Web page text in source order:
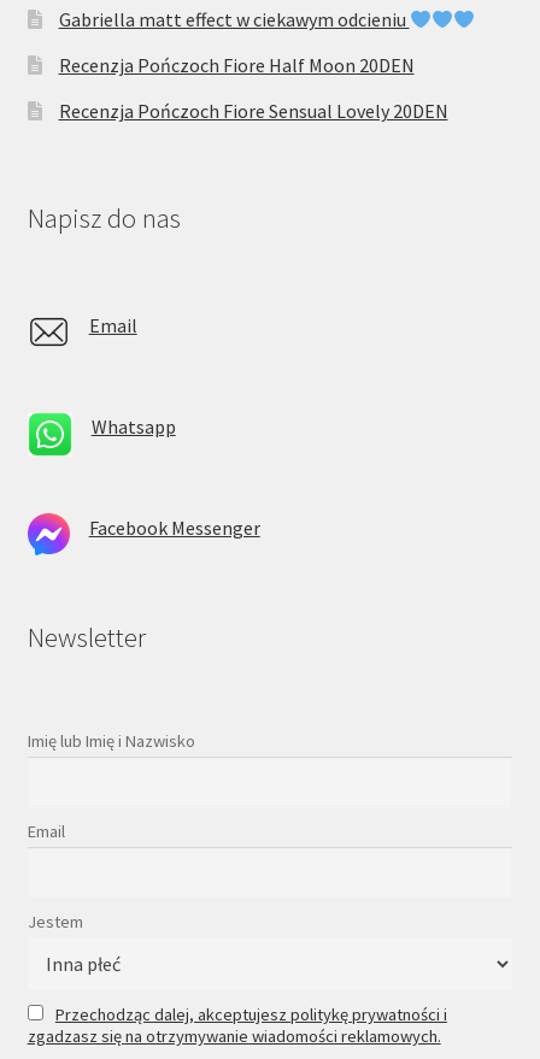
Gabriella matt effect w ciekawym odcieniu
Recenzja Pończoch Fiore Half Moon 20DEN
Recenzja Pończoch Fiore Sensual Lovely 20DEN
Napisz do nas
Email
Whatsapp
Facebook Messenger
Newsletter
Imię lub Imię i Nazwisko
Email
Jestem
Przechodząc dalej, akceptujesz politykę prywatności i
zgadzasz się na otrzymywanie wiadomości reklamowych.